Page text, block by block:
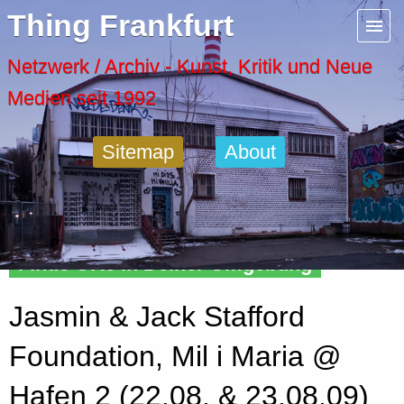
Thing Frankfurt
Netzwerk / Archiv - Kunst, Kritik und Neue
Medien seit 1992
Sitemap About
Finde Orte in Deiner Umgebung
Jasmin & Jack Stafford
Foundation, Mil i Maria @
Hafen 2 (22.08. & 23.08.09)
Menu
Artspaces
Cool Places
Frankfurt Diary
Activity
Recent Posts
Home